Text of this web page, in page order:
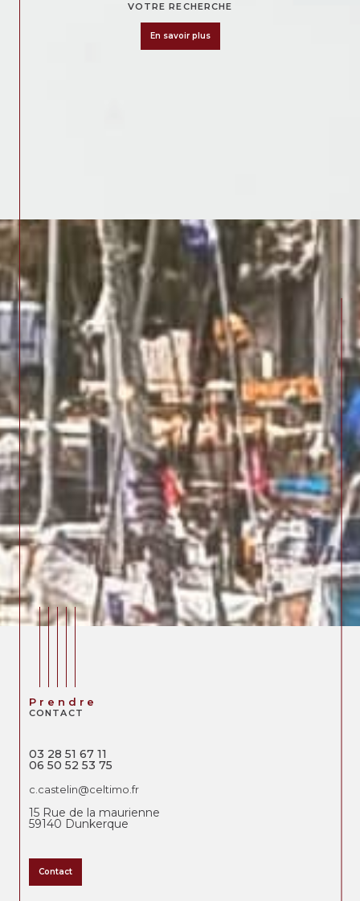
VOTRE RECHERCHE
en savoir plus
Prendre
CONTACT
03 28 51 67 11
06 50 52 53 75
c.castelin@celtimo.fr
15 Rue de la maurienne
59140 Dunkerque
Contact